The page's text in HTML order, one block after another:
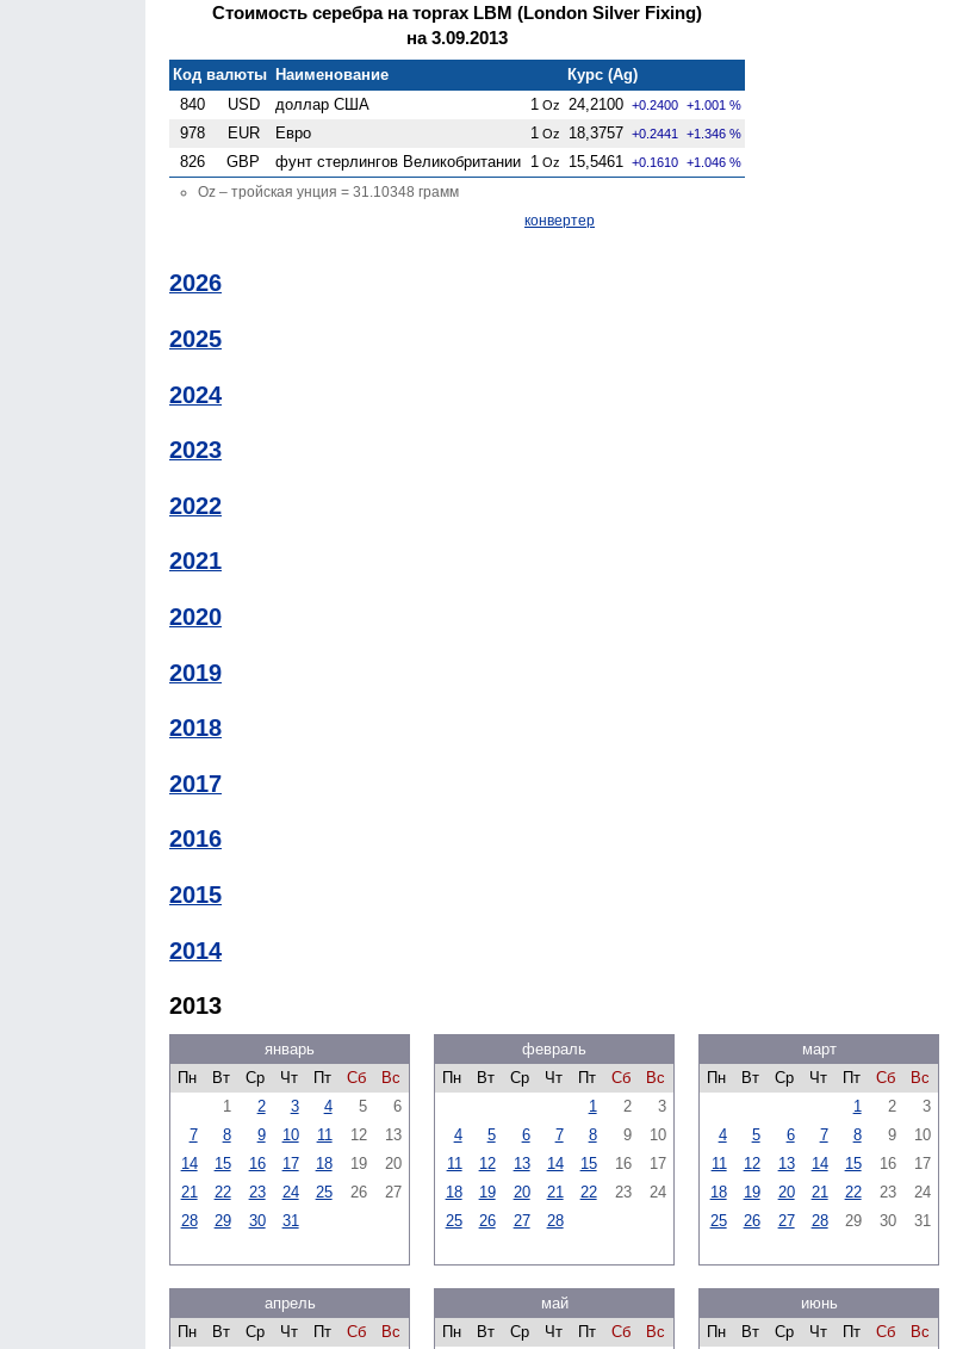
Стоимость серебра на торгах LBM (London Silver Fixing)
на 3.09.2013
Код валюты Наименование
Курс (Ag)
840
USD доллар США 1 Oz 24,2100 +0.2400 +1.001 %
978 EUR Евро 1 Oz 18,3757 +0.2441 +1.346 %
826 GBP фунт стерлингов Велико­британии 1 Oz 15,5461 +0.1610 +1.046 %
Oz – тройская унция = 31.10348 грамм
конвертер
2026
2025
2024
2023
2022
2021
2020
2019
2018
2017
2016
2015
2014
2013
январь
Пн
Вт Ср Чт Пт Сб
Вс
1
2 3 4 5
6
7
8 9 10 11 12
13
14
15 16 17 18 19
20
21
22 23 24 25 26
27
28
29 30 31
февраль
Пн
Вт Ср Чт Пт Сб
Вс
1
2
3
4
5 6 7 8 9
10
11
12 13 14 15 16
17
18
19 20 21 22 23
24
25
26 27 28
март
Пн
Вт Ср Чт Пт Сб
Вс
1
2
3
4
5 6 7 8 9
10
11
12 13 14 15 16
17
18
19 20 21 22 23
24
25
26 27 28 29 30 31
апрель
Пн
Вт Ср Чт Пт Сб
Вс
май
Пн
Вт Ср Чт Пт Сб
Вс
июнь
Пн
Вт Ср Чт Пт Сб
Вс